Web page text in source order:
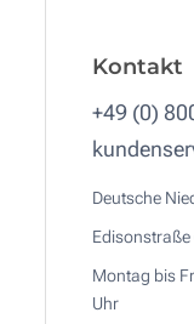
Kontakt
+49 (0)
Deutsche
Montag bis
Uhr